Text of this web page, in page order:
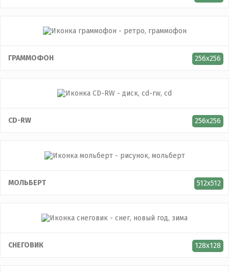
ГРАММОФОН 256x256
CD-RW 256x256
МОЛЬБЕРТ 512x512
СНЕГОВИК 128x128